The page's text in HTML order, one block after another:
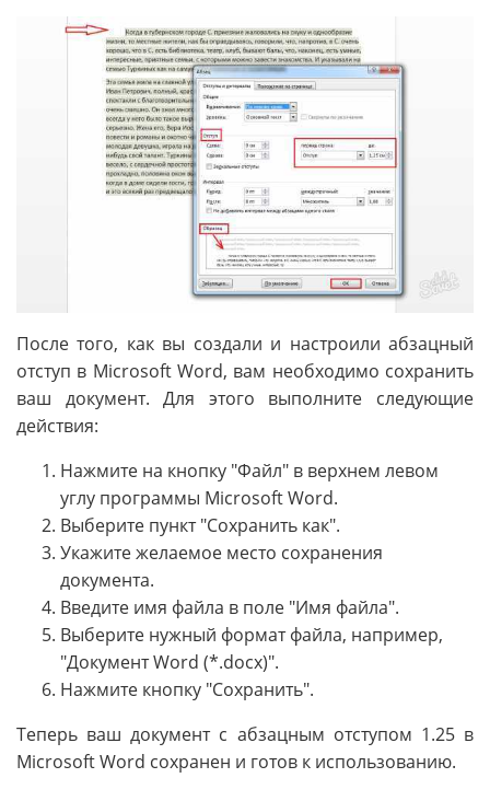
После того, как вы создали и настроили абзацный
отступ в Microsoft Word, вам необходимо сохранить
ваш документ. Для этого выполните следующие
действия:
Нажмите на кнопку "Файл" в верхнем левом
углу программы Microsoft Word.
Выберите пункт "Сохранить как".
Укажите желаемое место сохранения
документа.
Введите имя файла в поле "Имя файла".
Выберите нужный формат файла, например,
"Документ Word (*.docx)".
Нажмите кнопку "Сохранить".
Теперь ваш документ с абзацным отступом 1.25 в
Microsoft Word сохранен и готов к использованию.